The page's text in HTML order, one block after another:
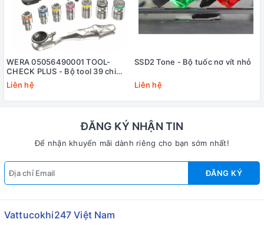
WERA 05056490001 TOOL-
CHECK PLUS - Bộ tool 39 chi
tiết cho xe đạp và xe đạp điện
Liên hệ
SSD2 Tone - Bộ tuốc nơ vít nhỏ
Liên hệ
ĐĂNG KÝ NHẬN TIN
Để nhận khuyến mãi dành riêng cho bạn sớm nhất!
ĐĂNG KÝ
Vattucokhi247 Việt Nam